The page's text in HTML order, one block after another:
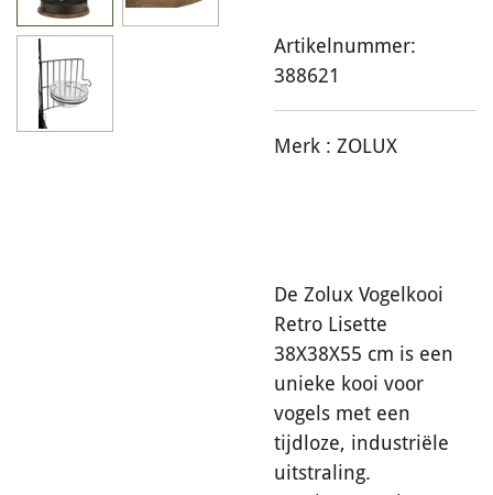
Artikelnummer:
388621
Merk : ZOLUX
De Zolux Vogelkooi
Retro Lisette
38X38X55 cm is een
unieke kooi voor
vogels met een
tijdloze, industriële
uitstraling.